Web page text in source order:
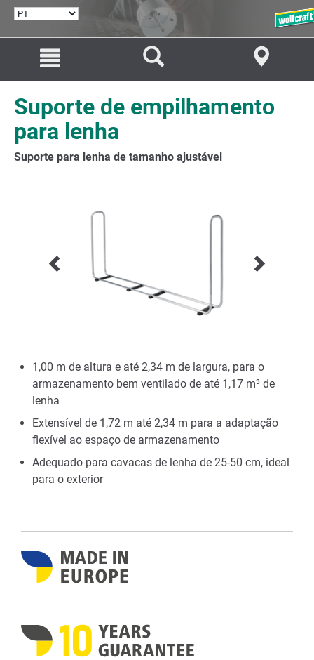
SELECIONAR
Avançar
o
conteúdo
Avançar
a
navegação
Suporte de empilhamento
para lenha
Suporte para lenha de tamanho ajustável
1,00 m de altura e até 2,34 m de largura, para o
armazenamento bem ventilado de até 1,17 m³ de
lenha
Extensível de 1,72 m até 2,34 m para a adaptação
flexível ao espaço de armazenamento
Adequado para cavacas de lenha de 25-50 cm, ideal
para o exterior